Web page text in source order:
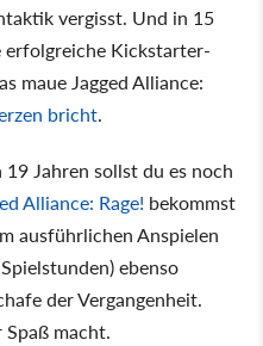
vergisst. Und in 15
erfolgreiche Kickstarter-
maue Jagged Alliance:
bricht.
19 Jahren sollst du es noch
Alliance: Rage! bekommst
ausführlichen Anspielen
ebenso
der Vergangenheit.
macht.